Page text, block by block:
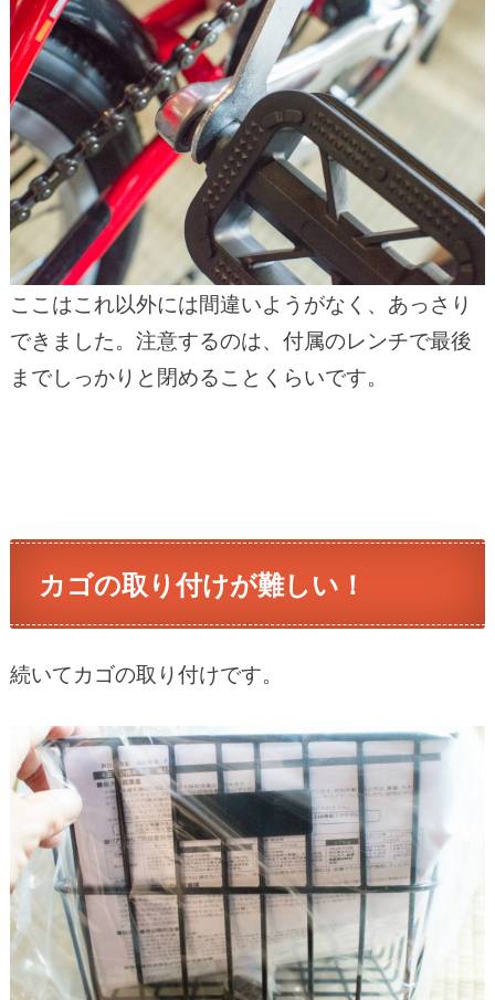
ここはこれ以外には間違いようがなく、あっさり
できました。注意するのは、付属のレンチで最後
までしっかりと閉めることくらいです。
カゴの取り付けが難しい！
続いてカゴの取り付けです。